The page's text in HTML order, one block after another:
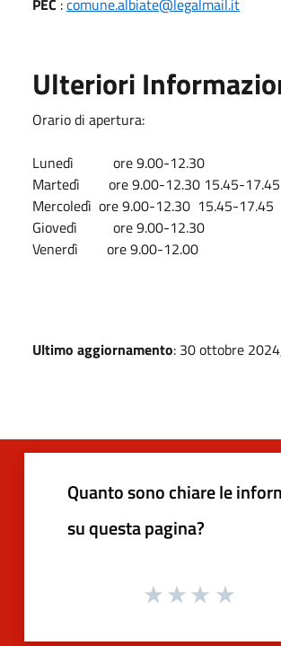
Ulteriori
Orario di apertura:
Lunedì ore 9.00-12.30
Martedì ore 9.00-12.30 15.45-17.45
Mercoledì ore 9.00-12.30 15.45-17.45
Giovedì ore 9.00-12.30
Venerdì ore 9.00-12.00
Ultimo aggiornamento: 30 ottobre
Quanto sono chiare le
su questa pagina?